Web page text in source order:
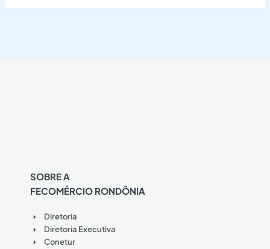
SOBRE A
FECOMÉRCIO RONDÔNIA
Diretoria
Diretoria Executiva
Conetur